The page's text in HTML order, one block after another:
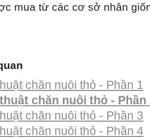
mua từ các cơ sở nhân
chăn nuôi thỏ - Phần 1
chăn nuôi thỏ - Phần
chăn nuôi thỏ - Phần 3
chăn nuôi thỏ - Phần 4